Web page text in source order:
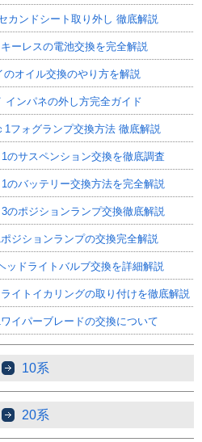
カンドシート取り外し 徹底解説
ーレスの電池交換を完全解説
のオイル交換のやり方を解説
インパネの外し方完全ガイド
1フォグランプ交換方法 徹底解説
のサスペンション交換を徹底調査
のバッテリー交換方法を完全解説
のポジションランプ交換徹底解説
ジションランプの交換完全解説
ッドライトバルブ交換を詳細解説
イトイカリングの取り付けを徹底解説
イパーブレードの交換について
10系
20系